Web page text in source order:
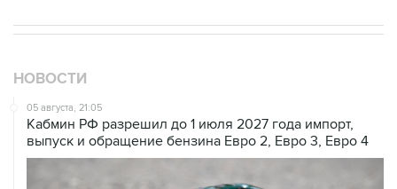
НОВОСТИ
05 августа, 21:05
Кабмин РФ разрешил до 1 июля 2027 года импорт,
выпуск и обращение бензина Евро 2, Евро 3, Евро 4